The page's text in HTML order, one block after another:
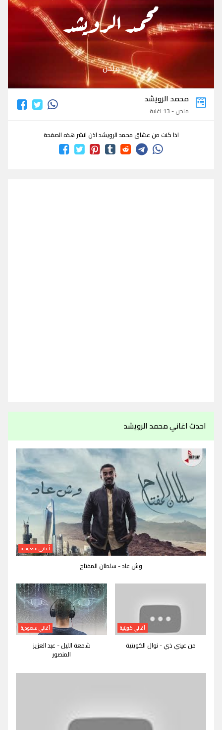
محمد الرويشد
ملحن
محمد الرويشد
ملحن - 13 اغنية
اذا كنت من عشاق محمد الرويشد اذن انشر هذه الصفحة
احدث اغاني محمد الرويشد
أغاني سعودية
وش عاد - سلطان المفتاح
أغاني كويتية
من عيني ذي - نوال الكويتية
أغاني سعودية
شمعة الليل - عبد العزيز
المنصور